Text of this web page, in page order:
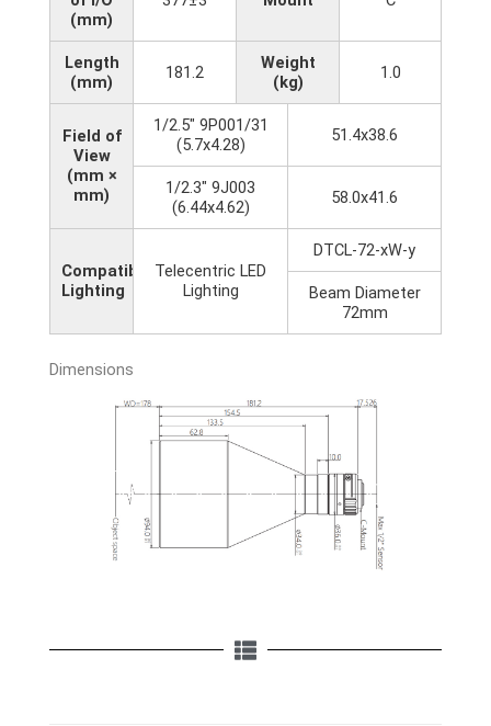
(mm)
Length
(mm)
181.2
Weight
(kg)
1.0
Field of
View
(mm ×
mm)
1/2.5" 9P001/31
(5.7x4.28)
51.4x38.6
1/2.3" 9J003
(6.44x4.62)
58.0x41.6
Compatible
Lighting
Telecentric LED
Lighting
DTCL-72-xW-y
Beam Diameter
72mm
Dimensions